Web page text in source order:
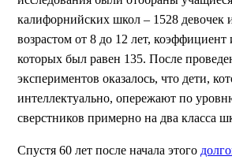
калифорнийских школ – 1528 девочек
возрастом от 8 до 12 лет, коэффициент
которых был равен 135. После
экспериментов оказалось, что дети,
интеллектуально, опережают по
сверстников примерно на два класса
Спустя 60 лет после начала этого